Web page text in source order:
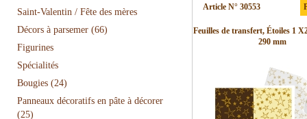
Saint-Valentin / Fête des mères
Décors à parsemer (66)
Figurines
Spécialités
Bougies (24)
Panneaux décoratifs en pâte à décorer
(25)
Article N° 30553
Feuilles de transfert, Étoiles 1
290 mm